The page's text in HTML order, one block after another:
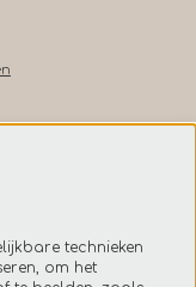
technieken
om het